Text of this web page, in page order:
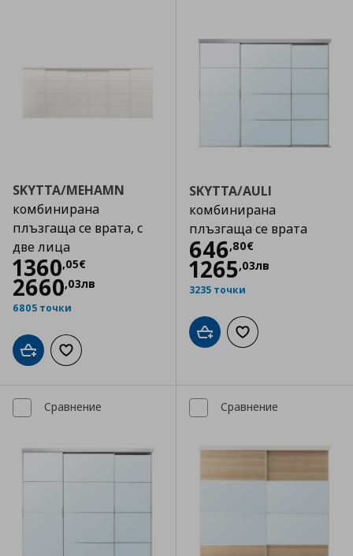
SKYTTA/MEHAMN
комбинирана
плъзгаща се врата, с
две лица
1360,05€
Цена1360,05 €
2660,03лв
6805 точки
Добави в кошницата
Добави към списъка с любими
SKYTTA/AULI
комбинирана
плъзгаща се врата
646,80€
Цена646,80 €
1265,03лв
3235 точки
Добави в кошницата
Добави към
Сравнение Сравнение